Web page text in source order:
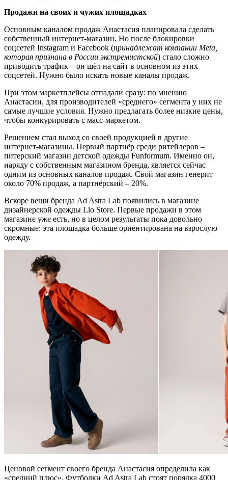
Продажи на своих и чужих площадках
Основным каналом продаж Анастасия планировала сделать
собственный интернет-магазин. Но после блокировки
соцсетей Instagram и Facebook (принадлежат компании Meta
которая признана в России экстремистской) стало сложно
приводить трафик – он шёл на сайт в основном из этих
соцсетей. Нужно было искать новые каналы продаж.
При этом маркетплейсы отпадали сразу: по мнению
Анастасии, для производителей «среднего» сегмента у них не
самые лучшие условия. Нужно предлагать более низкие цены,
чтобы конкурировать с масс-маркетом.
Решением стал выход со своей продукцией в другие
интернет-магазины. Первый партнёр среди ритейлеров –
питерский магазин детской одежды Funformum. Именно он,
наряду с собственным магазином бренда, является сейчас
одним из основных каналов продаж. Свой магазин генерит
около 70% продаж, а партнёрский – 20%.
Вскоре вещи бренда Ad Astra Lab появились в магазине
дизайнерской одежды Lio Store. Первые продажи в этом
магазине уже есть, но в целом результаты пока довольно
скромные: эта площадка больше ориентирована на взрослую
одежду.
Ценовой сегмент своего бренда Анастасия определила как
«средний плюс». Футболки Ad Astra Lab стоят порядка 4000